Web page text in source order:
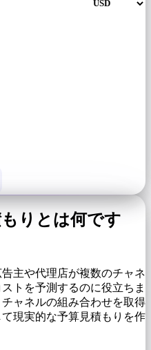
コスト (CPM)
りとは何です
告主や代理店が複数のチャネ
トを予測するのに役立ちま
ャネルの組み合わせを取得
現実的な予算見積もりを作